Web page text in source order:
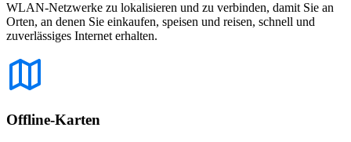
WLAN-Netzwerke zu lokalisieren und zu verbinden, damit Sie an
Orten, an denen Sie einkaufen, speisen und reisen, schnell und
zuverlässiges Internet erhalten.
Offline-Karten